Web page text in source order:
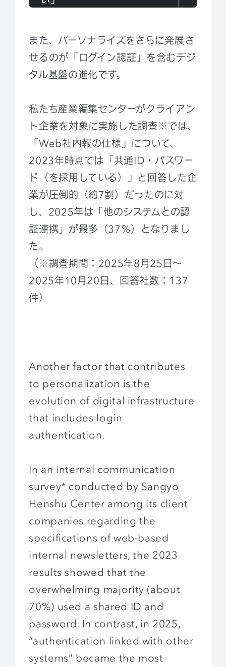
また、パーソナライズをさらに発展さ
せるのが「ログイン認証」を含むデジ
タル基盤の進化です。
私たち産業編集センターがクライアン
ト企業を対象に実施した調査※では、
「Web社内報の仕様」について、
2023年時点では「共通ID・パスワー
ド（を採用している）」と回答した企
業が圧倒的（約7割）だったのに対
し、2025年は「他のシステムとの認
証連携」が最多（37％）となりまし
た。
（※調査期間：2025年8月25日〜
2025年10月20日、回答社数：137
件）
Another factor that contributes
to personalization is the
evolution of digital infrastructure
that includes login
authentication.
In an internal communication
survey* conducted by Sangyo
Henshu Center among its client
companies regarding the
specifications of web-based
internal newsletters, the 2023
results showed that the
overwhelming majority (about
70%) used a shared ID and
password. In contrast, in 2025,
“authentication linked with other
systems” became the most